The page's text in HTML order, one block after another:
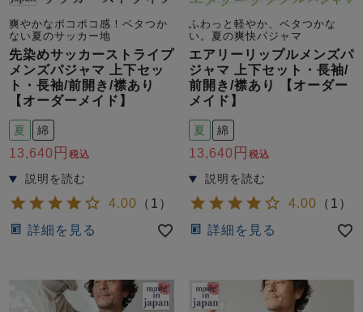
爽やかなポコポコ感！ベタつか
ない夏のサッカー地
先染めサッカーストライプ
メンズパジャマ 上下セッ
ト・長袖/前開き/襟あり
【オーダーメイド】
夏 綿
13,640 税込
4.00 （ 1 ）
詳細を見る
ふわっと軽やか、ベタつかな
い。夏の爽快パジャマ
エアリーリップルメンズパ
ジャマ 上下セット・長袖/
前開き/襟あり 【オーダー
メイド】
夏 綿
13,640 税込
4.00 （ 1 ）
詳細を見る